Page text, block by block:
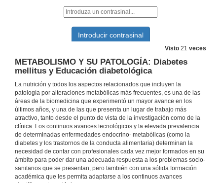
Visto 21 veces
METABOLISMO Y SU PATOLOGÍA: Diabetes
mellitus y Educación diabetológica
La nutrición y todos los aspectos relacionados que incluyen la
patología por alteraciones metabólicas más frecuentes, es una de las
áreas de la biomedicina que experimentó un mayor avance en los
últimos años, y una de las que presenta un lugar de trabajo más
atractivo, tanto desde el punto de vista de la investigación como de la
clínica. Los continuos avances tecnológicos y la elevada prevalencia
de determinadas enfermedades endocrino- metabólicas (como la
diabetes y los trastornos de la conducta alimentaria) determinan la
necesidad de contar con profesionales cada vez mejor formados en su
ámbito para poder dar una adecuada respuesta a los problemas socio-
sanitarios que se presentan, pero también con una sólida formación
académica que les permita adaptarse a los continuos avances
17 de out. de 2025
22 de out. de 2025
23 de out. de 2025
NUTRICIÓN HUMANA Nutrición en las etapas de la vida, nutrición en el envejecimiento
23 de out. de 2025